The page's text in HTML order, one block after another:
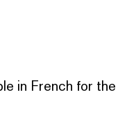
in French for the